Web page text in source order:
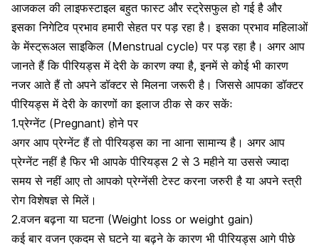
आजकल कीलाइफस्टाइल बहुत फास्टऔर स्ट्रेसफुल हो गई है और
इसकानिगेटिव प्रभाव हमारी सेहत पर पड़ रहा है। इसका प्रभाव महिलाओं
के मेंस्ट्रूअल साइकिल (Menstrual cycle) पर पड़ रहा है। अगर आप
जानते हैं कि पीरियड्स में देरी के कारण क्या है, इनमें से कोई भी कारण
नजर आते हैं तो अपने डॉक्टर से मिलना जरूरी है। जिससे आपका डॉक्टर
पीरियड्स में देरी के कारणों का इलाज ठीक से कर सकेंः
1.प्रेग्नेंट (Pregnant) होने पर
अगर आप प्रेग्नेंट हैं तो पीरियड्स का ना आना सामान्य है। अगर आप
प्रेग्नेंट नहीं है फिर भी आपके पीरियड्स 2 से 3 महीने या उससे ज्यादा
समय से नहीं आए तो आपको प्रेग्नेंसी टेस्टकरना जरुरी है या अपने स्त्री
रोग विशेषज्ञ से मिलें।
2.वजन बढ़ना या घटना (Weight loss or weight gain)
कई बार वजन एकदम से घटने या बढ़ने के कारण भीपीरियड्स आगेपीछे